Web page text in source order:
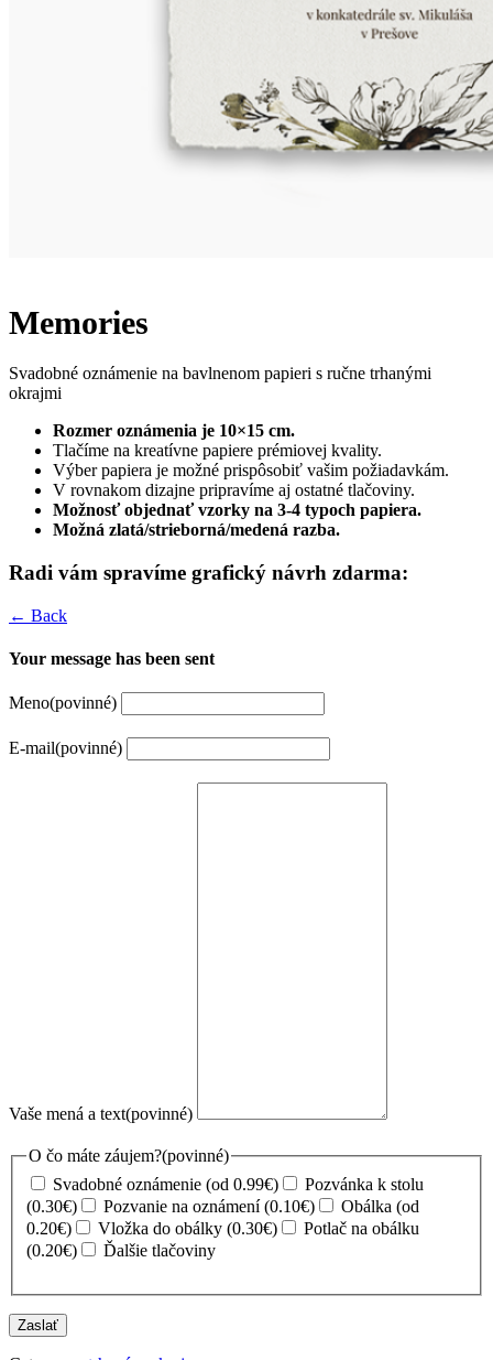
Memories
Svadobné oznámenie na bavlnenom papieri s ručne trhanými
okrajmi
Rozmer oznámenia je 10×15 cm.
Tlačíme na kreatívne papiere prémiovej kvality.
Výber papiera je možné prispôsobiť vašim požiadavkám.
V rovnakom dizajne pripravíme aj ostatné tlačoviny.
Možnosť objednať vzorky na 3-4 typoch papiera.
Možná zlatá/strieborná/medená razba.
Radi vám spravíme grafický návrh zdarma:
← Back
Your message has been sent
Meno(povinné)
E-mail(povinné)
Vaše mená a text(povinné)
O čo máte záujem?(povinné)
Svadobné oznámenie (od 0.99€)
Pozvánka k stolu
(0.30€)
Pozvanie na oznámení (0.10€)
Obálka (od
0.20€)
Vložka do obálky (0.30€)
Potlač na obálku
(0.20€)
Ďalšie tlačoviny
Zaslať